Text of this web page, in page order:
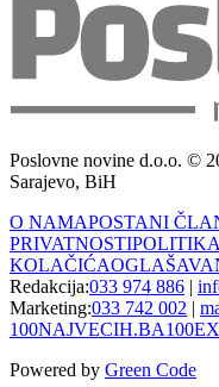
Poslovne novine d.o.o. ©
Sarajevo, BiH
O NAMAPOSTANI
PRIVATNOSTIPOLITIKA
KOLAČIĆA
Redakcija:033 974 886 |
Marketing:033 742 002 |
100NAJVECIH.BA
Powered by Green Code